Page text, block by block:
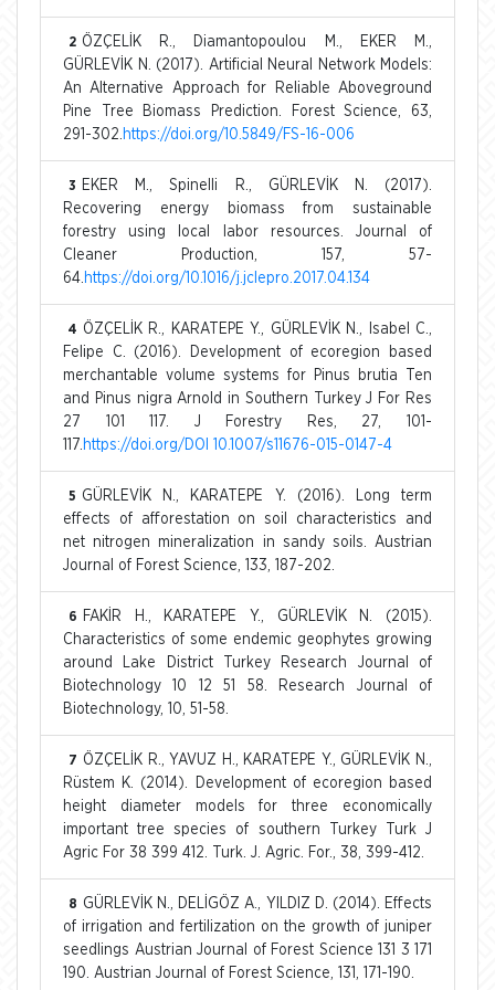
2 ÖZÇELİK R., Diamantopoulou M., EKER M.,
GÜRLEVİK N. (2017). Artificial Neural Network Models:
An Alternative Approach for Reliable Aboveground
Pine Tree Biomass Prediction. Forest Science, 63,
291-302. https://doi.org/10.5849/FS-16-006
3
EKER M., Spinelli R., GÜRLEVİK N. (2017).
Recovering energy biomass from sustainable
forestry using local labor resources. Journal of
Cleaner Production, 157, 57-
64. https://doi.org/10.1016/j.jclepro.2017.04.134
4 ÖZÇELİK R., KARATEPE Y., GÜRLEVİK N., Isabel C.,
Felipe C. (2016). Development of ecoregion based
merchantable volume systems for Pinus brutia Ten
and Pinus nigra Arnold in Southern Turkey J For Res
27 101 117. J Forestry Res, 27, 101-
117. https://doi.org/DOI 10.1007/s11676-015-0147-4
5 GÜRLEVİK N., KARATEPE Y. (2016). Long term
effects of afforestation on soil characteristics and
net nitrogen mineralization in sandy soils. Austrian
Journal of Forest Science, 133, 187-202.
6
FAKİR H., KARATEPE Y., GÜRLEVİK N. (2015).
Characteristics of some endemic geophytes growing
around Lake District Turkey Research Journal of
Biotechnology 10 12 51 58. Research Journal of
Biotechnology, 10, 51-58.
7 ÖZÇELİK R., YAVUZ H., KARATEPE Y., GÜRLEVİK N.,
Rüstem K. (2014). Development of ecoregion based
height diameter models for three economically
important tree species of southern Turkey Turk J
Agric For 38 399 412. Turk. J. Agric. For., 38, 399-412.
8 GÜRLEVİK N., DELİGÖZ A., YILDIZ D. (2014). Effects
of irrigation and fertilization on the growth of juniper
seedlings Austrian Journal of Forest Science 131 3 171
190. Austrian Journal of Forest Science, 131, 171-190.